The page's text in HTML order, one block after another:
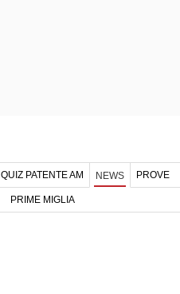
QUIZ PATENTE AM NEWS PROVE
PRIME MIGLIA